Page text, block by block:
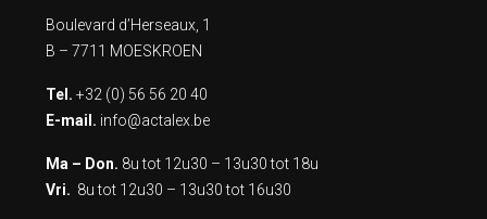
Boulevard d’Herseaux, 1
B – 7711 MOESKROEN
Tel.
+32 (0) 56 56 20 40
E-mail. info@actalex.be
Ma – Don. 8u tot 12u30 – 13u30 tot 18u
Vri.
8u tot 12u30 – 13u30 tot 16u30